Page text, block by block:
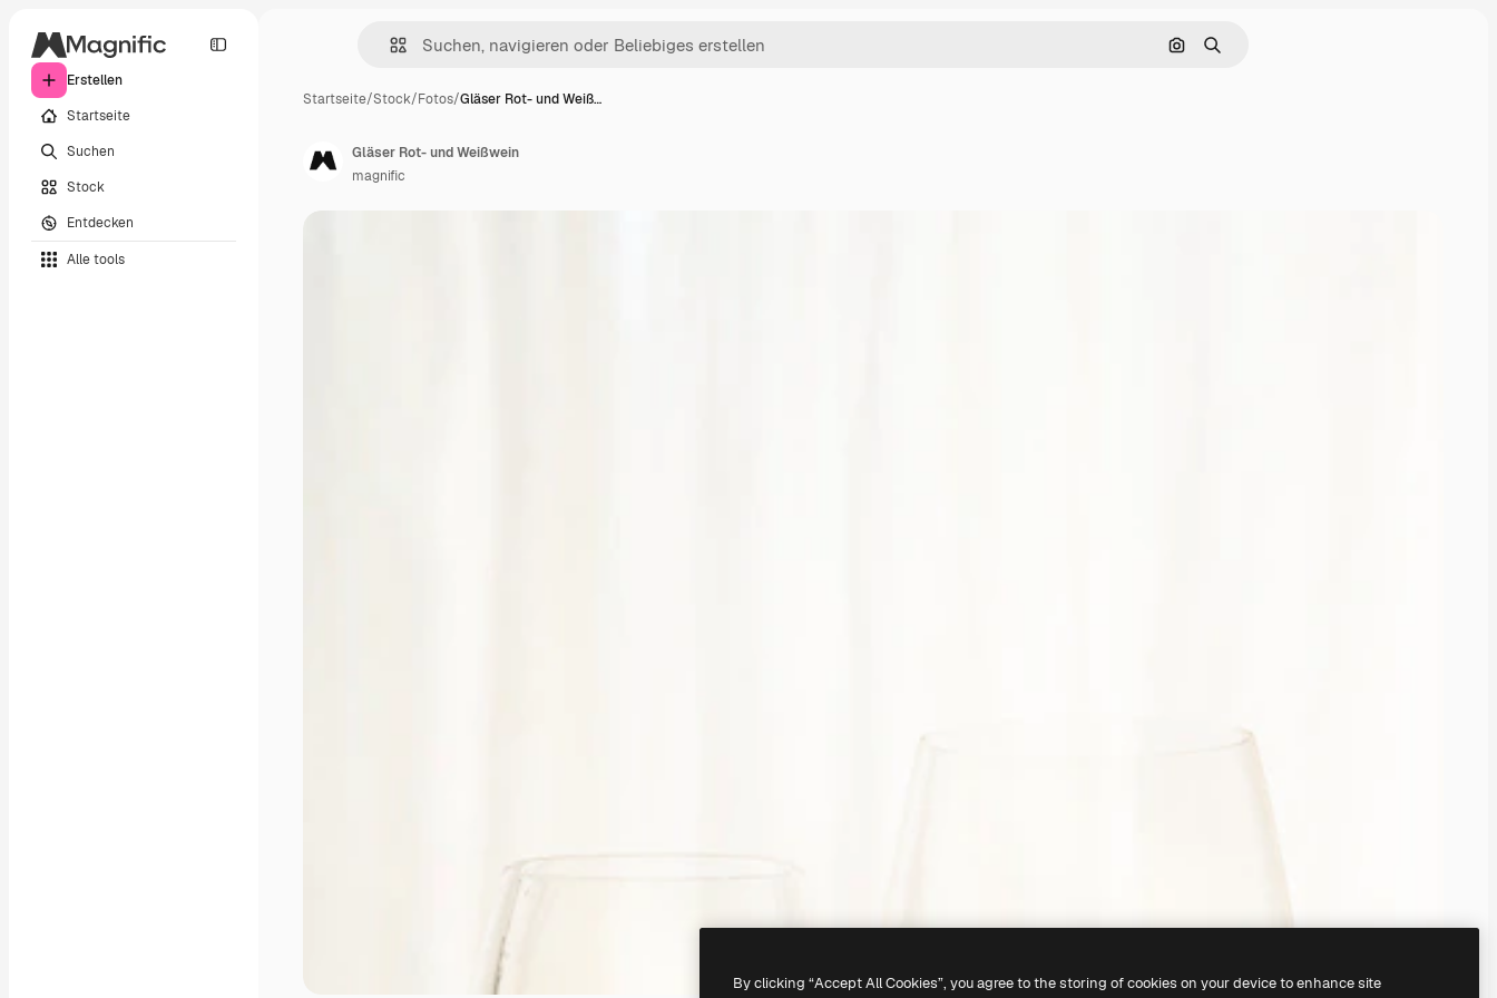
Erstellen
Startseite
Suchen
Stock
Entdecken
Alle tools
Nach Bild suchen
Suchen
Startseite/Stock/Fotos/Gläser Rot- und Weiß…
Gläser Rot- und Weißwein
magnific
By clicking “Accept All Cookies”, you agree to the storing of cookies on your device to enhance site